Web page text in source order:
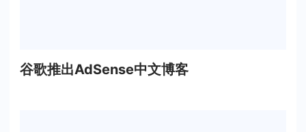
谷歌推出AdSense中文博客